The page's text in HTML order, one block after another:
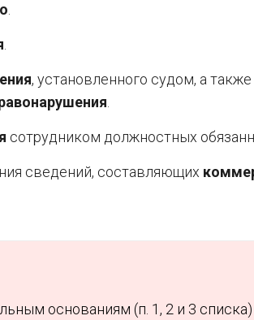
, установленного судом, а также
сотрудником должностных
сведений, составляющих
основаниям (п. 1, 2 и 3